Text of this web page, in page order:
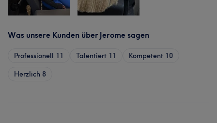
Was unsere Kunden über Jerome sagen
Professionell 11 Talentiert 11 Kompetent 10
Herzlich 8